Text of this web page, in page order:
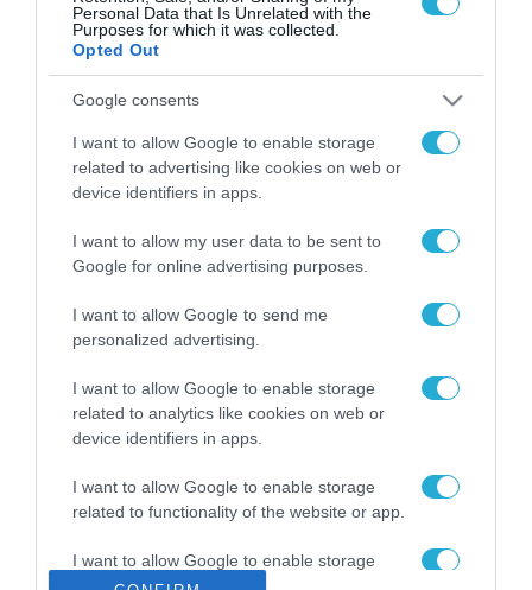
Personal Data that Is Unrelated with the
Purposes for which it was collected.
Opted Out
Google consents
I want to allow Google to enable storage
related to advertising like cookies on web or
device identifiers in apps.
I want to allow my user data to be sent to
Google for online advertising purposes.
I want to allow Google to send me
personalized advertising.
I want to allow Google to enable storage
related to analytics like cookies on web or
device identifiers in apps.
I want to allow Google to enable storage
related to functionality of the website or app.
I want to allow Google to enable storage
related to personalization.
ΡΟΗ ΕΙΔΗΣΕΩΝ
Το χρηματοδοτούμενο
από την ΕΕ έργο “The
Gaming Police”
ενισχύει την ασφάλεια
των παιδιών στο
διαδίκτυο
31.07.2026
ΑΑΔΕ: Διευκρινίσεις
για τα πρόστιμα σε
αφορούν τους ΦΗΜ
Σ. Καλαφάτης: «Η
Τεχνητή Νοημοσύνη
δεν είναι απλώς μια
μια νέα βιομηχανική
επανάσταση»
Νέος οδηγός του ΕΚΤ
των ελληνικών